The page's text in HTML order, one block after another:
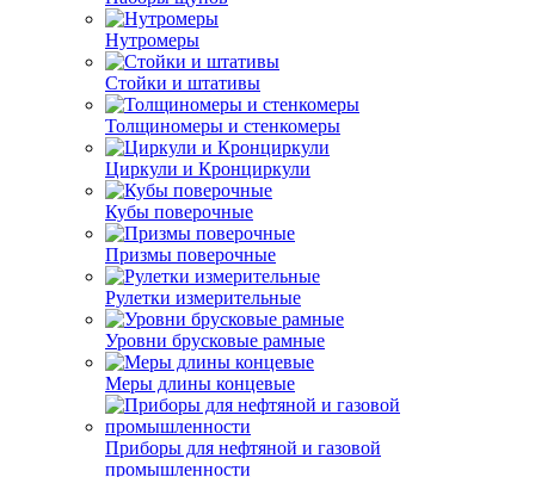
Нутромеры
Стойки и штативы
Толщиномеры и стенкомеры
Циркули и Кронциркули
Кубы поверочные
Призмы поверочные
Рулетки измерительные
Уровни брусковые рамные
Меры длины концевые
Приборы для нефтяной и газовой
промышленности